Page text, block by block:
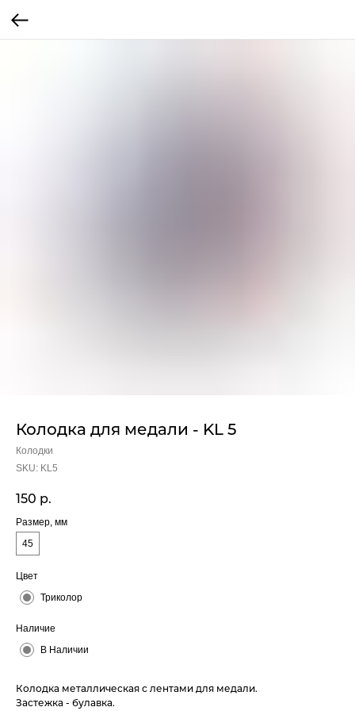
Колодка для медали - KL 5
Колодки
SKU: KL5
150 р.
Размер, мм
45
Цвет
Триколор
Наличие
В Наличии
Колодка металлическая с лентами для медали.
Застежка - булавка.